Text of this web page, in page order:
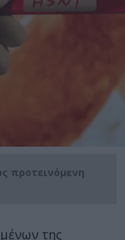
προτεινόμενη
της